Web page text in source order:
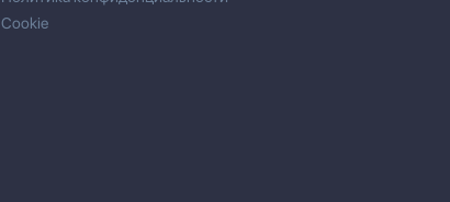
Cookie